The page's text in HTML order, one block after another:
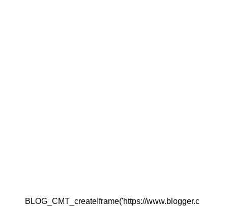
BLOG_CMT_createIframe('https://www.blogger.c